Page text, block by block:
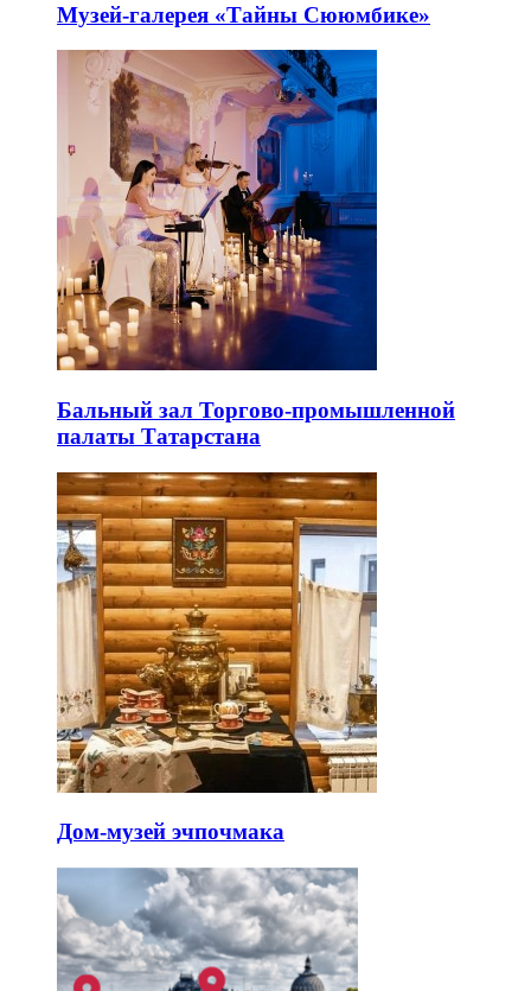
Музей-галерея «Тайны Сююмбике»
Бальный зал Торгово-промышленной
палаты Татарстана
Дом-музей эчпочмака